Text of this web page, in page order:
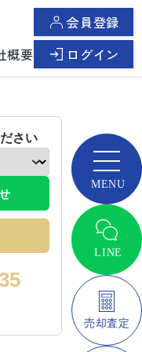
概要
会員登録
ログイン
さい